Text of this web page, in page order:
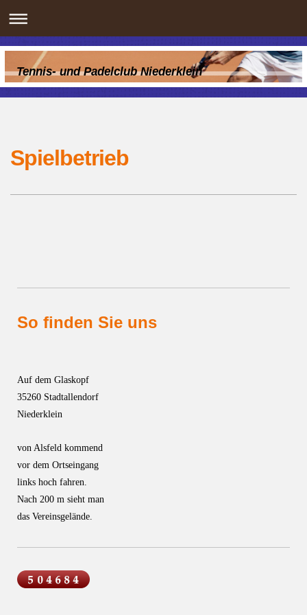
Tennis- und Padelclub Niederklein
Spielbetrieb
So finden Sie uns
Auf dem Glaskopf
35260 Stadtallendorf
Niederklein
von Alsfeld kommend
vor dem Ortseingang
links hoch fahren.
Nach 200 m sieht man
das Vereinsgelände.